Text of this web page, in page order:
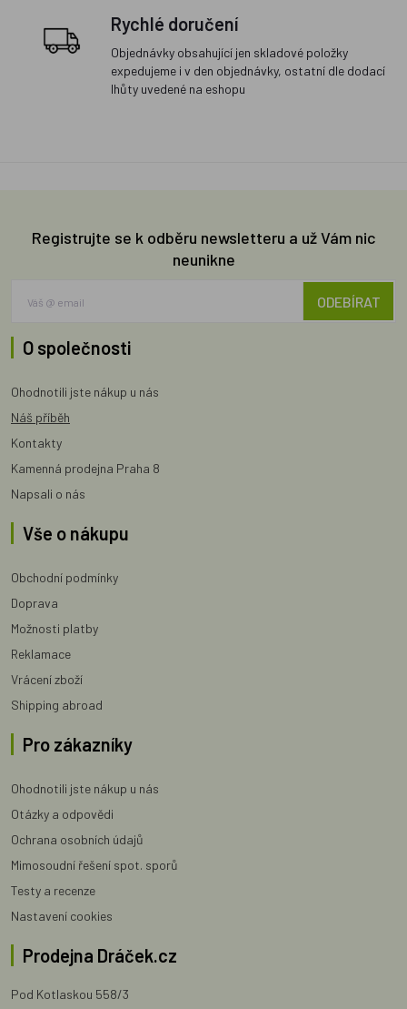
Rychlé doručení
Objednávky obsahující jen skladové položky
expedujeme i v den objednávky, ostatní dle dodací
lhůty uvedené na eshopu
Registrujte se k odběru newsletteru a už Vám nic
neunikne
ODEBÍRAT
O společnosti
Ohodnotili jste nákup u nás
Náš příběh
Kontakty
Kamenná prodejna Praha 8
Napsali o nás
Vše o nákupu
Obchodní podmínky
Doprava
Možnosti platby
Reklamace
Vrácení zboží
Shipping abroad
Pro zákazníky
Ohodnotili jste nákup u nás
Otázky a odpovědi
Ochrana osobních údajů
Mimosoudní řešení spot. sporů
Testy a recenze
Nastavení cookies
Prodejna Dráček.cz
Pod Kotlaskou 558/3